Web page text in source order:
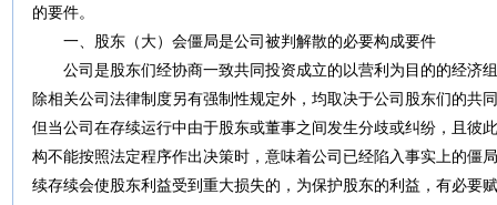
的要件。
一、股东（大）会僵局是公司被判解散的必要构成要件
公司是股东们经协商一致共同投资成立的以营利为目的的经济
除相关公司法律制度另有强制性规定外，均取决于公司股东们的共
但当公司在存续运行中由于股东或董事之间发生分歧或纠纷，且彼
构不能按照法定程序作出决策时，意味着公司已经陷入事实上的僵
续存续会使股东利益受到重大损失的，为保护股东的利益，有必要